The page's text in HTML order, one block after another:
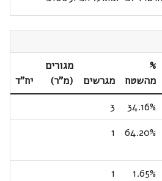
%
מהשטח
מגרשים
מגורים
(מ"ר)
יח"ד
34.16%
3
64.20%
1
1.65%
1